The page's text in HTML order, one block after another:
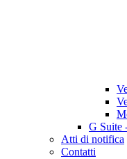
G Suite
Atti di notifica
Contatti